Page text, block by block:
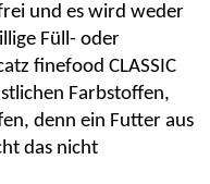
und es wird weder
Füll- oder
finefood CLASSIC
Farbstoffen,
denn ein Futter aus
das nicht